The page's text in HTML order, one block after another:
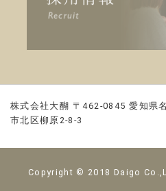
株式会社大醐 〒462-0845 愛知県
市北区柳原2-8-3
Copyright © 2018 Daigo